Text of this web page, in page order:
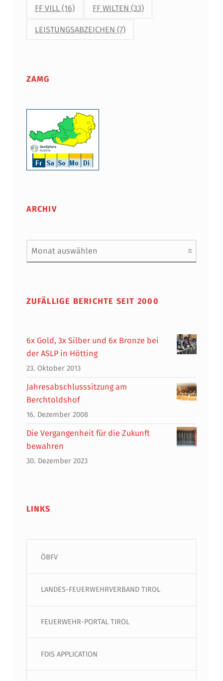
FF VILL(16) FF WILTEN (33)
LEISTUNGSABZEICHEN (7)
ZAMG
ARCHIV
Archiv
ZUFÄLLIGE BERICHTE SEIT 2000
6x Gold, 3x Silber und 6x Bronze bei
der ASLP in Hötting
23. Oktober 2013
Jahresabschlusssitzung am
Berchtoldshof
16. Dezember 2008
Die Vergangenheit für die Zukunft
bewahren
30. Dezember 2023
LINKS
ÖBFV
LANDES-FEUERWEHRVERBAND TIROL
FEUERWEHR-PORTAL TIROL
FDIS APPLICATION